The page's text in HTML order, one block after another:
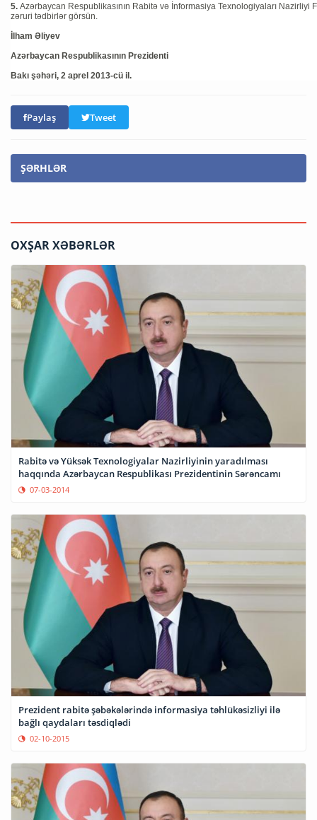
5. Azərbaycan Respublikasının Rabitə və İnformasiya Texnologiyaları
zəruri tədbirlər görsün.
İlham Əliyev
Azərbaycan Respublikasının Prezidenti
Bakı şəhəri, 2 aprel 2013-cü il.
Paylaş Tweet
ŞƏRHLƏR
OXŞAR XƏBƏRLƏR
Rabitə və Yüksək Texnologiyalar Nazirliyinin yaradılması
haqqında Azərbaycan Respublikası Prezidentinin Sərəncamı
07-03-2014
Prezident rabitə şəbəkələrində informasiya təhlükəsizliyi ilə
bağlı qaydaları təsdiqlədi
02-10-2015